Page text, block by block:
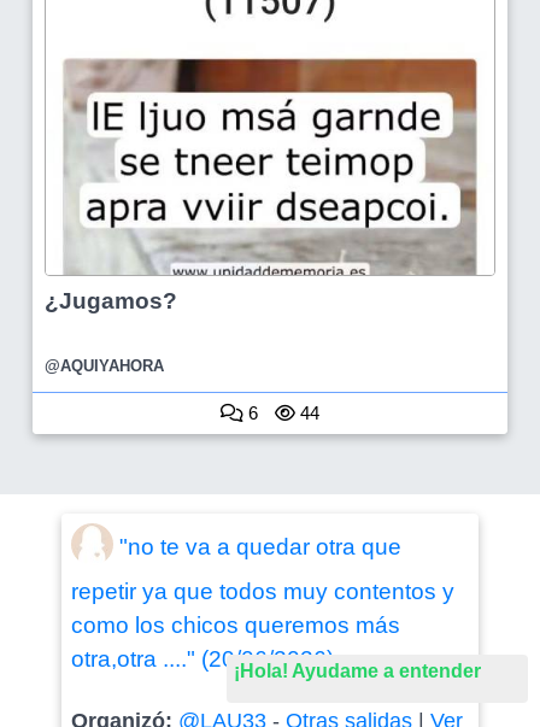
¡Hola! Ayudame a entender
¿Jugamos?
@AQUIYAHORA
6 44
"no te va a quedar otra que
repetir ya que todos muy contentos y
como los chicos queremos más
otra,otra ...." (20/06/2026)
Organizó: @LAU33- Otras salidas| Ver